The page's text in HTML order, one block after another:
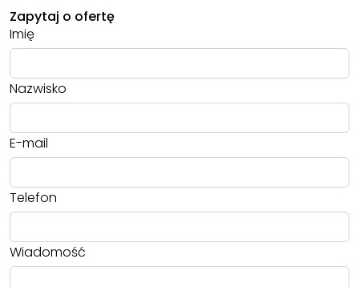
Zapytaj o ofertę
Imię
Nazwisko
E-mail
Telefon
Wiadomość